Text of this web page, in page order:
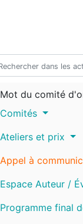
Mot du comité
Comités
Ateliers et prix
Appel à
Espace Auteur /
Programme final